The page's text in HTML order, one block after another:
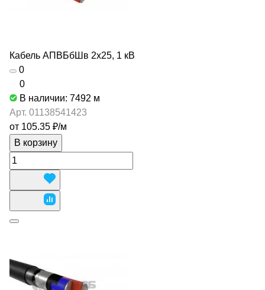
Кабель АПВБбШв 2х25, 1 кВ
0
0
В наличии: 7492 м
Арт. 01138541423
от 105.35 ₽/м
В корзину